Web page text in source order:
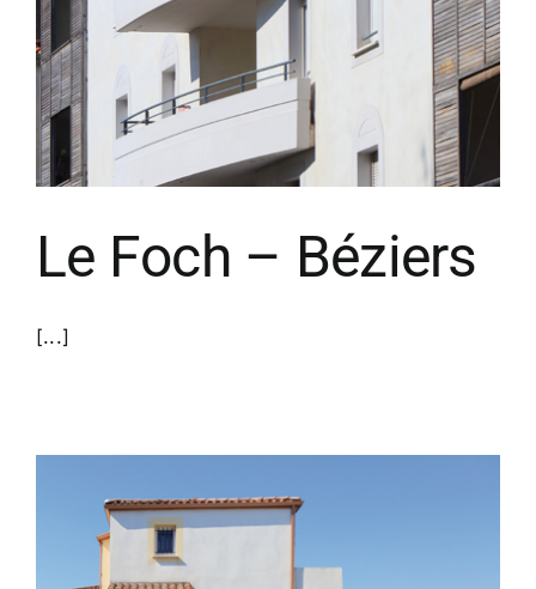
Le Foch – Béziers
[...]